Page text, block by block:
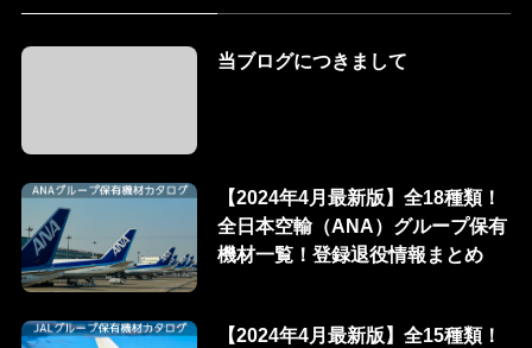
当ブログにつきまして
【2024年4月最新版】全18種類！
全日本空輸（ANA）グループ保有
機材一覧！登録退役情報まとめ
【2024年4月最新版】全15種類！